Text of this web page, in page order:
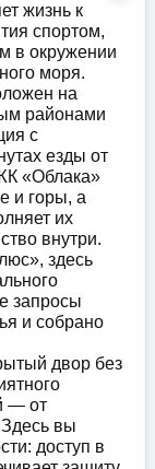
жизнь к
спортом,
в окружении
моря.
на
районами
с
езды от
«Облака»
и горы, а
их
внутри.
здесь
запросы
и собрано
двор без
— от
вы
доступ в